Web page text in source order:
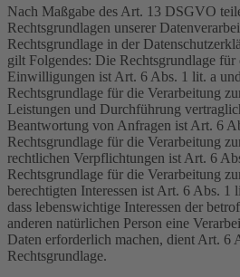
Nach Maßgabe des Art. 13 DSGVO
Rechtsgrundlagen unserer
Rechtsgrundlage in der
gilt Folgendes: Die Rechtsgrundlage
Einwilligungen ist Art. 6 Abs. 1 lit. a
Rechtsgrundlage für die Verarbeitung
Leistungen und Durchführung
Beantwortung von Anfragen ist Art. 6
Rechtsgrundlage für die Verarbeitung
rechtlichen Verpflichtungen ist Art. 6
Rechtsgrundlage für die Verarbeitung
berechtigten Interessen ist Art. 6 Abs.
dass lebenswichtige Interessen der
anderen natürlichen Person eine
Daten erforderlich machen, dient Art.
Rechtsgrundlage.